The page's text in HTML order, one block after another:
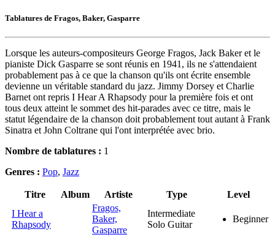
Tablatures de Fragos, Baker, Gasparre
Lorsque les auteurs-compositeurs George Fragos, Jack Baker et le
pianiste Dick Gasparre se sont réunis en 1941, ils ne s'attendaient
probablement pas à ce que la chanson qu'ils ont écrite ensemble
devienne un véritable standard du jazz. Jimmy Dorsey et Charlie
Barnet ont repris I Hear A Rhapsody pour la première fois et ont
tous deux atteint le sommet des hit-parades avec ce titre, mais le
statut légendaire de la chanson doit probablement tout autant à Frank
Sinatra et John Coltrane qui l'ont interprétée avec brio.
Nombre de tablatures : 1
Genres : Pop, Jazz
Titre Album Artiste Type
Level
I Hear a
Rhapsody
Fragos,
Baker,
Gasparre
Intermediate
Solo Guitar
Beginner